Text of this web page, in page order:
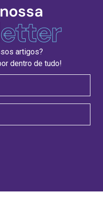
artigos?
dentro de tudo!